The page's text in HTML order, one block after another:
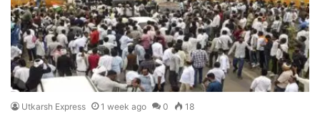
Utkarsh Express 1 week ago 0 18